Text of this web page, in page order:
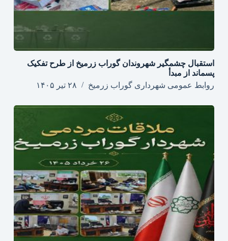
استقبال چشمگیر شهروندان گوراب زرمیخ از طرح تفکیک
پسماند از مبدأ
روابط عمومی شهرداری گوراب زرمیخ
۲۸ تیر ۱۴۰۵